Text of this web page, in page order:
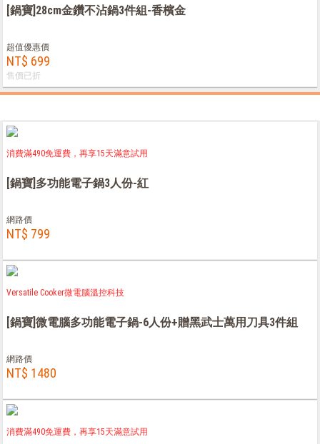
[鍋寶]28cm金鑽不沾鍋3件組-香檳金
超值優惠價
NT$ 699
售價已折
消費滿490免運費，再享15天滿意試用
[鍋寶]多功能電子鍋3人份-紅
網路價
NT$ 799
Versatile Cooker微電腦溫控科技
[鍋寶]微電腦多功能電子鍋-6人份+贈黑武士萬用刀具3件組
網路價
NT$ 1480
消費滿490免運費，再享15天滿意試用